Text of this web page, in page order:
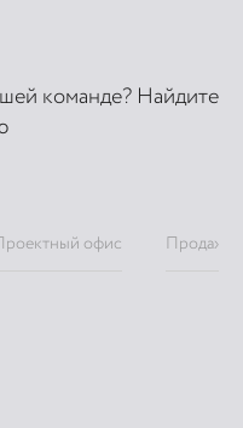
команде? Найдите
офис Продажи